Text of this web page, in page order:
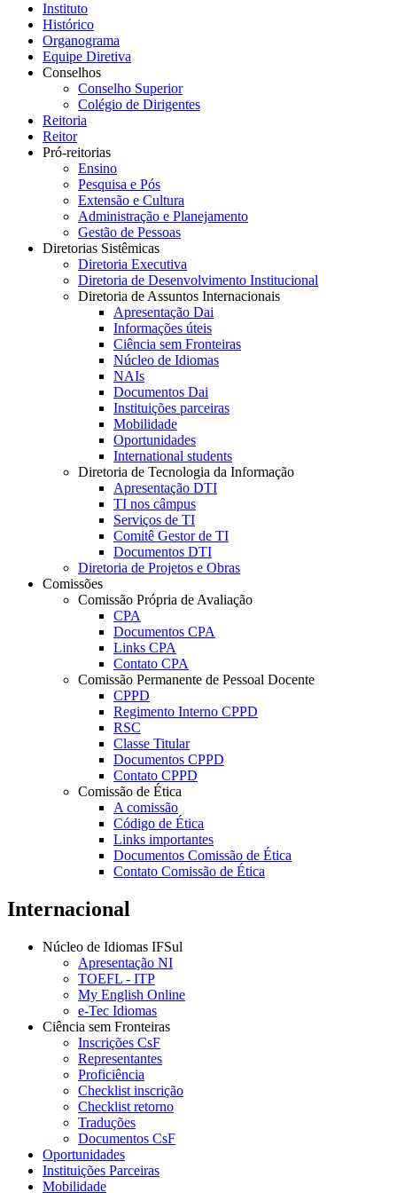
Instituto
Histórico
Organograma
Equipe Diretiva
Conselhos
Conselho Superior
Colégio de Dirigentes
Reitoria
Reitor
Pró-reitorias
Ensino
Pesquisa e Pós
Extensão e Cultura
Administração e Planejamento
Gestão de Pessoas
Diretorias Sistêmicas
Diretoria Executiva
Diretoria de Desenvolvimento Institucional
Diretoria de Assuntos Internacionais
Apresentação Dai
Informações úteis
Ciência sem Fronteiras
Núcleo de Idiomas
NAIs
Documentos Dai
Instituições parceiras
Mobilidade
Oportunidades
International students
Diretoria de Tecnologia da Informação
Apresentação DTI
TI nos câmpus
Serviços de TI
Comitê Gestor de TI
Documentos DTI
Diretoria de Projetos e Obras
Comissões
Comissão Própria de Avaliação
CPA
Documentos CPA
Links CPA
Contato CPA
Comissão Permanente de Pessoal Docente
CPPD
Regimento Interno CPPD
RSC
Classe Titular
Documentos CPPD
Contato CPPD
Comissão de Ética
A comissão
Código de Ética
Links importantes
Documentos Comissão de Ética
Contato Comissão de Ética
Internacional
Núcleo de Idiomas IFSul
Apresentação NI
TOEFL - ITP
My English Online
e-Tec Idiomas
Ciência sem Fronteiras
Inscrições CsF
Representantes
Proficiência
Checklist inscrição
Checklist retorno
Traduções
Documentos CsF
Oportunidades
Instituições Parceiras
Mobilidade